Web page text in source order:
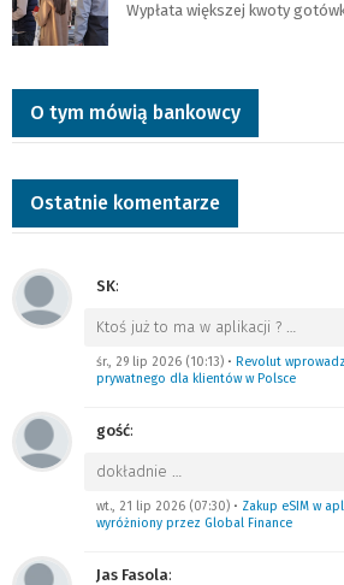
Wypłata większej kwoty
O tym mówią bankowcy
Ostatnie komentarze
SK:
Ktoś już to ma w aplikacji ? …
śr., 29 lip 2026 (10:13) • Revolut
prywatnego dla klientów w Polsce
gość:
dokładnie …
wt., 21 lip 2026 (07:30) • Zakup eSIM w
wyróżniony przez Global Finance
Jas Fasola: